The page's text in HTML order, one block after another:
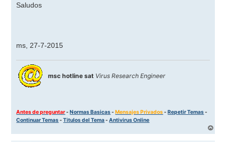
Saludos
ms, 27-7-2015
msc hotline sat Virus Research Engineer
Antes de preguntar-Normas Basicas-Mensajes Privados-Repetir Temas-
Continuar Temas-Titulos del Tema-Antivirus Online
r